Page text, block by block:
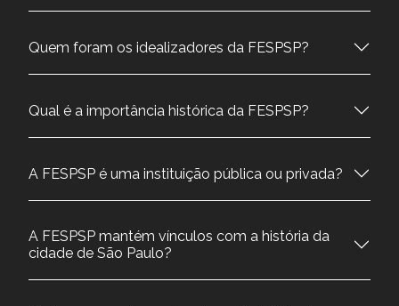
Quem foram os idealizadores da FESPSP?
Qual é a importância histórica da FESPSP?
A FESPSP é uma instituição pública ou privada?
A FESPSP mantém vínculos com a história da
cidade de São Paulo?